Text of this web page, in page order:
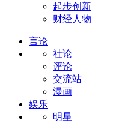
起步创新
财经人物
言论
社论
评论
交流站
漫画
娱乐
明星